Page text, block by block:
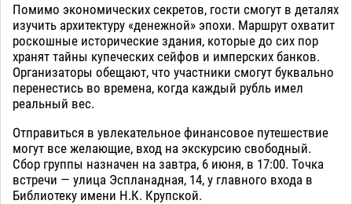
Помимо экономических секретов, гости смогут в деталях
изучить архитектуру «денежной» эпохи. Маршрут охватит
роскошные исторические здания, которые до сих пор
хранят тайны купеческих сейфов и имперских банков.
Организаторы обещают, что участники смогут буквально
перенестись во времена, когда каждый рубль имел
реальный вес.
Отправиться в увлекательное финансовое путешествие
могут все желающие, вход на экскурсию свободный.
Сбор группы назначен на завтра, 6 июня, в 17:00. Точка
встречи — улица Эспланадная, 14, у главного входа в
Библиотеку имени Н.К. Крупской.